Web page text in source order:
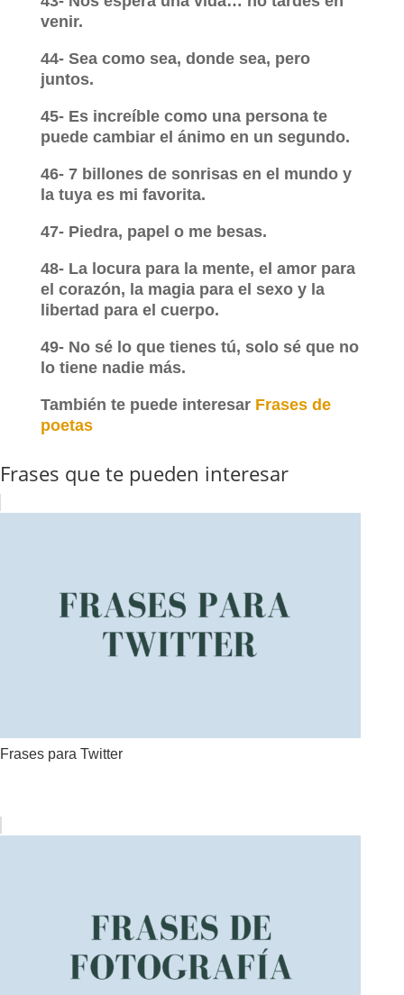
venir.
44- Sea como sea, donde sea, pero
juntos.
45- Es increíble como una persona te
puede cambiar el ánimo en un segundo.
46- 7 billones de sonrisas en el mundo y
la tuya es mi favorita.
47- Piedra, papel o me besas.
48- La locura para la mente, el amor para
el corazón, la magia para el sexo y la
libertad para el cuerpo.
49- No sé lo que tienes tú, solo sé que no
lo tiene nadie más.
También te puede interesar Frases de
poetas
Frases que te pueden interesar
Frases para Twitter